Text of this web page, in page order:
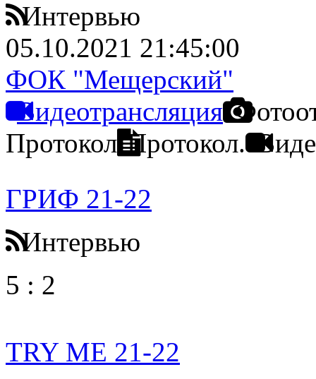
Интервью
05.10.2021 21:45:00
ФОК "Мещерский"
Видеотрансляция
Протокол Протокол.
ГРИФ 21-22
Интервью
5 : 2
TRY ME 21-22